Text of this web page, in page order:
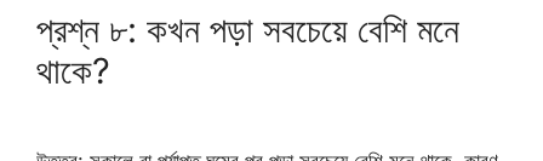
প্রশ্ন ৮: কখন পড়া সবচেয়ে বেশি মনে
থাকে?